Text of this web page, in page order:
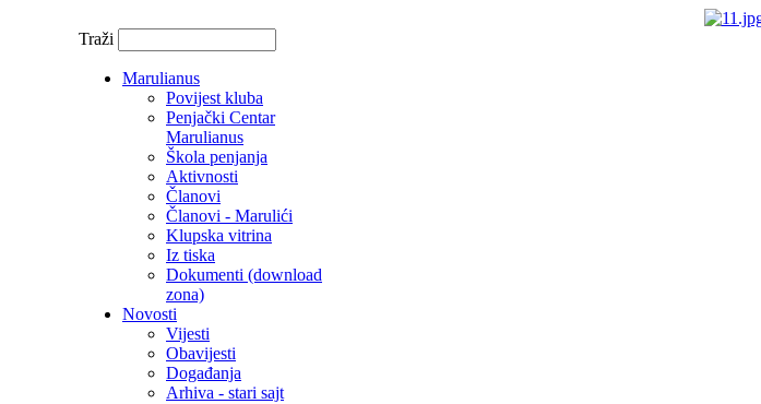
Traži
Marulianus
Povijest kluba
Penjački Centar
Marulianus
Škola penjanja
Aktivnosti
Članovi
Članovi - Marulići
Klupska vitrina
Iz tiska
Dokumenti (download
zona)
Novosti
Vijesti
Obavijesti
Događanja
Arhiva - stari sajt